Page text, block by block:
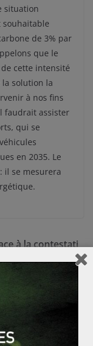
situation
souhaitable
de 3% par
que le
cette intensité
la solution la
à nos fins
faudrait assister
qui se
en 2035. Le
il se mesurera
à la contestati